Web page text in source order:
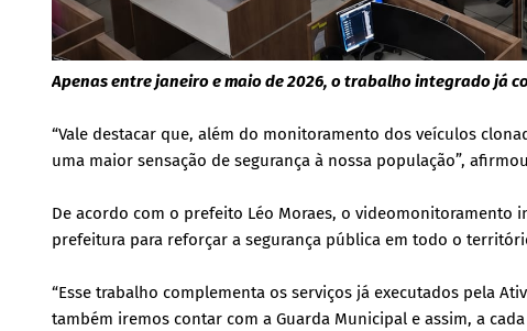
Apenas entre janeiro e maio de 2026, o trabalho integrado já
“Vale destacar que, além do monitoramento dos veículos
uma maior sensação de segurança à nossa população”,
De acordo com o prefeito Léo Moraes, o videomonitoramento
prefeitura para reforçar a segurança pública em todo o
“Esse trabalho complementa os serviços já executados pela
também iremos contar com a Guarda Municipal e assim, a